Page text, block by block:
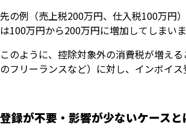
先の例（売上税200万円、仕入税100万円
は100万円から200万円に増加してしまいま
このように、控除対象外の消費税が増え
のフリーランスなど）に対し、インボイ
登録が不要・影響が少ないケース